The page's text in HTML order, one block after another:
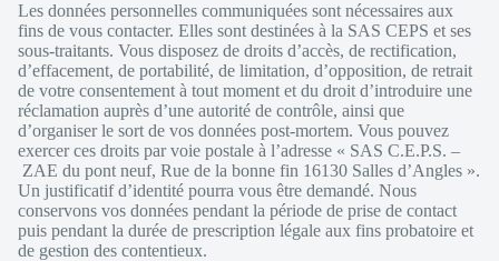
Les données personnelles communiquées sont nécessaires aux
fins de vous contacter. Elles sont destinées à la SAS CEPS et ses
sous-traitants. Vous disposez de droits d’accès, de rectification,
d’effacement, de portabilité, de limitation, d’opposition, de retrait
de votre consentement à tout moment et du droit d’introduire une
réclamation auprès d’une autorité de contrôle, ainsi que
d’organiser le sort de vos données post-mortem. Vous pouvez
exercer ces droits par voie postale à l’adresse « SAS C.E.P.S. –
ZAE du pont neuf, Rue de la bonne fin 16130 Salles d’Angles ».
Un justificatif d’identité pourra vous être demandé. Nous
conservons vos données pendant la période de prise de contact
puis pendant la durée de prescription légale aux fins probatoire et
de gestion des contentieux.